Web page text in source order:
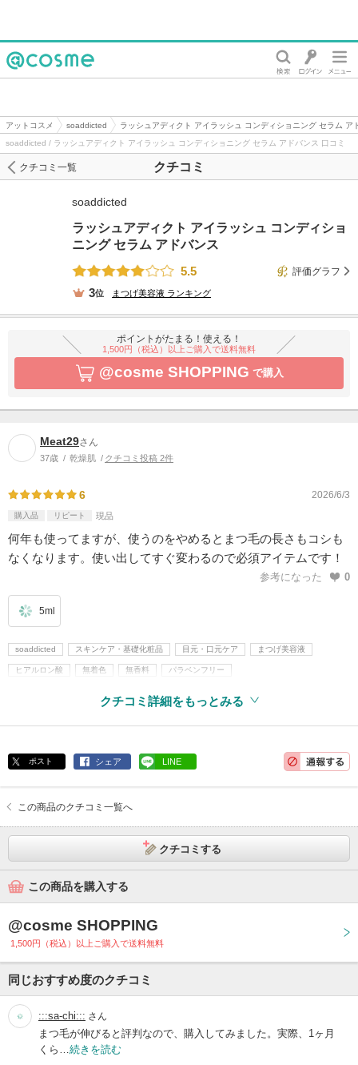
アットコスメ soaddicted
ラッシュアディクト アイラッシュ コンディショニング セラム ア
soaddicted / ラッシュアディクト アイラッシュ コンディショニング セラム アドバンス 口コミ
クチコミ
クチコミ一覧
soaddicted
ラッシュアディクト アイラッシュ コンディショ
ニング セラム アドバンス
5.5
評価グラフ
3位 まつげ美容液 ランキング
ポイントがたまる！使える！
1,500円（税込）以上ご購入で送料無料
@cosme SHOPPING で購入
Meat29さん
37歳 乾燥肌 クチコミ投稿 2件
6 2026/6/3
購入品 リピート 現品
何年も使ってますが、使うのをやめるとまつ毛の長さもコシも
なくなります。使い出してすぐ変わるので必須アイテムです！
参考になった 0
5ml
soaddicted スキンケア・基礎化粧品 目元・口元ケア まつげ美容液
ヒアルロン酸 無着色 無香料 パラベンフリー
クチコミ詳細をもっとみる
ポスト シェア LINE
この商品のクチコミ一覧へ
クチコミする
この商品を購入する
@cosme SHOPPING
1,500円（税込）以上ご購入で送料無料
同じおすすめ度のクチコミ
:::sa-chi::: さん
まつ毛が伸びると評判なので、購入してみました。実際、1ヶ月
くら… 続きを読む